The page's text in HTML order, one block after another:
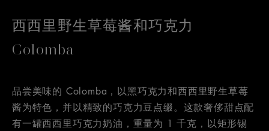
西西里野生草莓酱和巧克力
Colomba
品尝美味的 Colomba，以黑巧克力和西西里野生草莓
酱为特色，并以精致的巧克力豆点缀。这款奢侈甜点配
有一罐西西里巧克力奶油，重量为 1 千克，以矩形锡